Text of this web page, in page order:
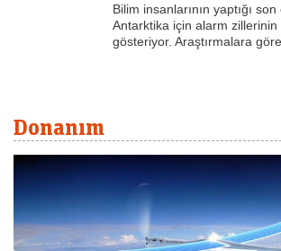
Bilim insanlarının yaptığı son
Antarktika için alarm zillerinin
gösteriyor. Araştırmalara göre
Donanım